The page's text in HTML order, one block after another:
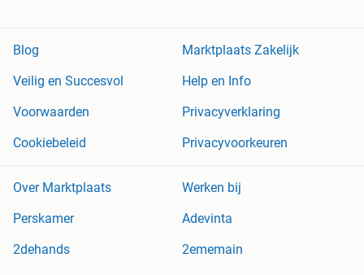
Blog
Marktplaats Zakelijk
Veilig en Succesvol
Help en Info
Voorwaarden
Privacyverklaring
Cookiebeleid
Privacyvoorkeuren
Over Marktplaats
Werken bij
Perskamer
Adevinta
2dehands
2ememain